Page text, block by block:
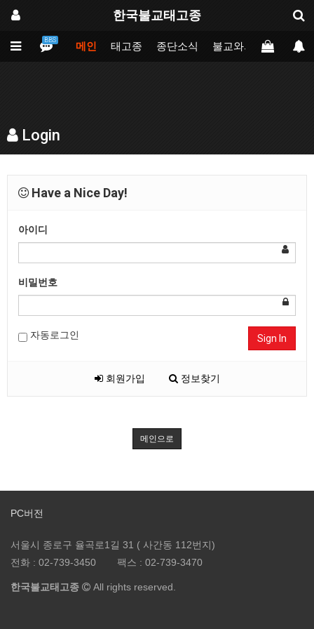
한국불교태고종
BBS
메인 태고종 종단소식 불교와의만남 업
Login
Have a Nice Day!
아이디
비밀번호
자동로그인 Sign In
회원가입 정보찾기
메인으로
PC버전
서울시 종로구 율곡로1길 31 ( 사간동 112번지)
전화 : 02-739-3450 팩스 : 02-739-3470
한국불교태고종 All rights reserved.